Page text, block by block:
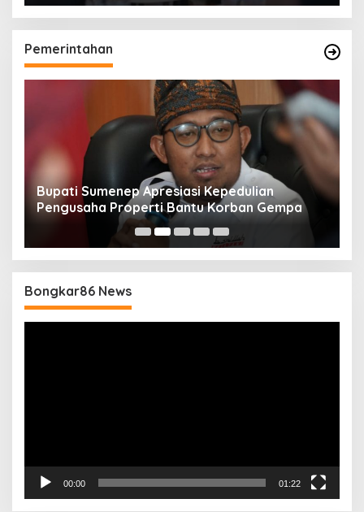
Pemerintahan
Bupati Sumenep Apresiasi Kepedulian
Pengusaha Properti Bantu Korban Gempa
Bongkar86 News
00:00 01:22